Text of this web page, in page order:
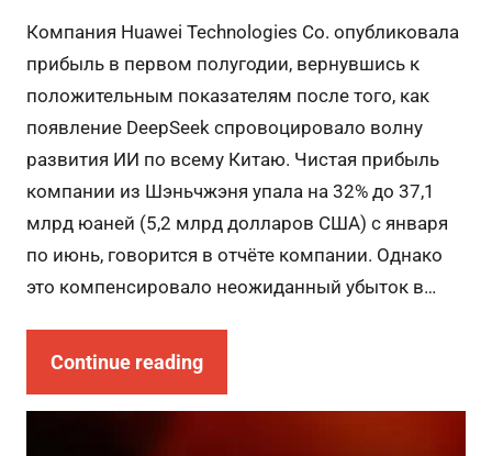
Компания Huawei Technologies Co. опубликовала
прибыль в первом полугодии, вернувшись к
положительным показателям после того, как
появление DeepSeek спровоцировало волну
развития ИИ по всему Китаю. Чистая прибыль
компании из Шэньчжэня упала на 32% до 37,1
млрд юаней (5,2 млрд долларов США) с января
по июнь, говорится в отчёте компании. Однако
это компенсировало неожиданный убыток в…
Continue reading